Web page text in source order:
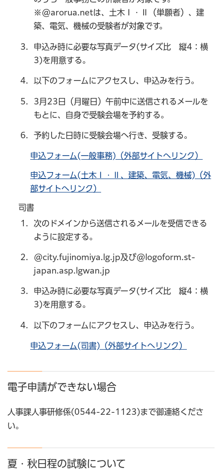
※@arorua.netは、土木Ⅰ・Ⅱ（単願者）、建
築、電気、機械の受験者が対象です。
申込み時に必要な写真データ(サイズ比 縦4：横
3)を用意する。
以下のフォームにアクセスし、申込みを行う。
3月23日（月曜日）午前中に送信されるメールを
もとに、自身で受験会場を予約する。
予約した日時に受験会場へ行き、受験する。
申込フォーム(一般事務)（外部サイトへリンク）
申込フォーム(土木Ⅰ・Ⅱ、建築、電気、機械)（外
部サイトへリンク）
司書
次のドメインから送信されるメールを受信できる
ように設定する。
@city.fujinomiya.lg.jp及び@logoform.st-
japan.asp.lgwan.jp
申込み時に必要な写真データ(サイズ比 縦4：横
3)を用意する。
以下のフォームにアクセスし、申込みを行う。
申込フォーム(司書)（外部サイトへリンク）
電子申請ができない場合
人事課人事研修係(0544-22-1123)まで御連絡くださ
い。
夏・秋日程の試験について